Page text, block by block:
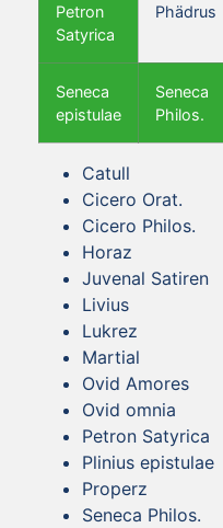
Petron
Satyrica
Phädrus
Seneca
epistulae
Seneca
Philos.
Catull
Cicero Orat.
Cicero Philos.
Horaz
Juvenal Satiren
Livius
Lukrez
Martial
Ovid Amores
Ovid omnia
Petron Satyrica
Plinius epistulae
Properz
Seneca Philos.